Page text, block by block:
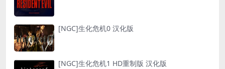
[NGC]生化危机0 汉化版
[NGC]生化危机1 HD重制版 汉化版